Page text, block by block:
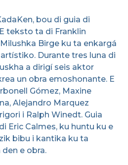
bou di guia di
teksto ta di Franklin
Birge ku ta enkargá
Durante tres luna di
a dirigí seis aktor
un obra emoshonante. E
Gómez, Maxine
Alejandro Marquez
i Ralph Winedt. Guia
Eric Calmes, ku huntu ku e
bibu i kantika ku ta
e obra.